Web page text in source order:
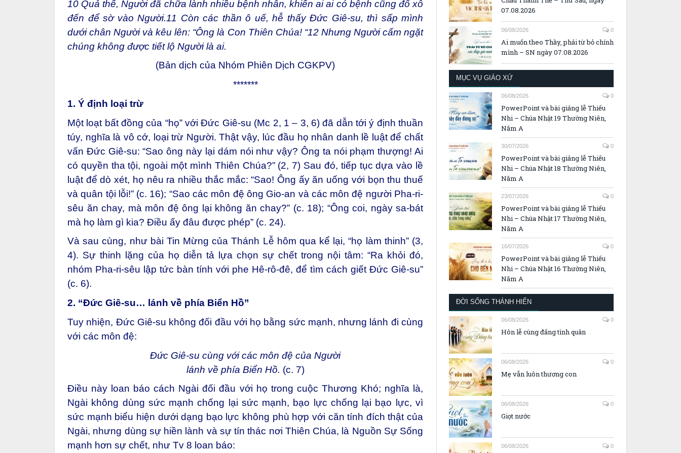
10 Quả thế, Người đã chữa lành nhiều bệnh nhân, khiến ai ai có bệnh cũng đổ xô
đến để sờ vào Người.11 Còn các thần ô uế, hễ thấy Đức Giê-su, thì sấp mình
dưới chân Người và kêu lên: “Ông là Con Thiên Chúa! “12Nhưng Người cấm ngặt
chúng không được tiết lộ Người là ai.
(Bản dịch của Nhóm Phiên Dịch CGKPV)
*******
1. Ý định loại trừ
Một loạt bất đồng của “họ” với Đức Giê-su (Mc 2, 1 – 3, 6) đã dẫn tới ý định thuần
túy, nghĩa là vô cớ, loại trừ Người. Thật vậy, lúc đầu họ nhân danh lề luật để chất
vấn Đức Giê-su: “Sao ông này lại dám nói như vậy? Ông ta nói phạm thượng! Ai
có quyền tha tội, ngoài một mình Thiên Chúa?” (2, 7) Sau đó, tiếp tục dựa vào lề
luật để dò xét, họ nêu ra nhiều thắc mắc: “Sao! Ông ấy ăn uống với bọn thu thuế
và quân tội lỗi!” (c. 16); “Sao các môn đệ ông Gio-an và các môn đệ người Pha-ri-
sêu ăn chay, mà môn đệ ông lại không ăn chay?” (c. 18); “Ông coi, ngày sa-bát
mà họ làm gì kia? Điều ấy đâu được phép” (c. 24).
Và sau cùng, như bài Tin Mừng của Thánh Lễ hôm qua kể lại, “họ làm thinh” (3,
4). Sự thinh lặng của họ diễn tả lựa chọn sự chết trong nội tâm: “Ra khỏi đó,
nhóm Pha-ri-sêu lập tức bàn tính với phe Hê-rô-đê, để tìm cách giết Đức Giê-su”
(c. 6).
2. “Đức Giê-su… lánh về phía Biển Hồ”
Tuy nhiện, Đức Giê-su không đối đầu với họ bằng sức mạnh, nhưng lánh đi cùng
với các môn đệ:
Đức Giê-su cùng với các môn đệ của Người
lánh về phía Biển Hồ. (c. 7)
Điều này loan báo cách Ngài đối đầu với họ trong cuộc Thương Khó; nghĩa là,
Ngài không dùng sức mạnh chống lại sức mạnh, bạo lực chống lại bạo lực, vì
sức mạnh biểu hiện dưới dạng bạo lực không phù hợp với căn tính đích thật của
Ngài, nhưng dùng sự hiền lành và sự tín thác nơi Thiên Chúa, là Nguồn Sự Sống
mạnh hơn sự chết, như Tv 8 loan báo:
07.08.2026
06/08/2026 0
Ai muốn theo Thầy, phải từ bỏ chính
mình – SN ngày 07.08.2026
MỤC VỤ GIÁO XỨ
06/08/2026 0
PowerPoint và bài giảng lễ Thiếu
Nhi – Chúa Nhật 19 Thường Niên,
Năm A
30/07/2026 0
PowerPoint và bài giảng lễ Thiếu
Nhi – Chúa Nhật 18 Thường Niên,
Năm A
23/07/2026 0
PowerPoint và bài giảng lễ Thiếu
Nhi – Chúa Nhật 17 Thường Niên,
Năm A
16/07/2026 0
PowerPoint và bài giảng lễ Thiếu
Nhi – Chúa Nhật 16 Thường Niên,
Năm A
ĐỜI SỐNG THÁNH HIẾN
06/08/2026 0
Hôn lễ cùng đấng tình quân
06/08/2026 0
Mẹ vẫn luôn thương con
06/08/2026 0
Giọt nước
06/08/2026 0